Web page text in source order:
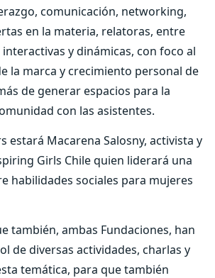
comunicación, networking,
en la materia, relatoras, entre
y dinámicas, con foco al
la marca y crecimiento personal de
de generar espacios para la
con las asistentes.
estará Macarena Salosny, activista y
Girls Chile quien liderará una
habilidades sociales para mujeres
también, ambas Fundaciones, han
de diversas actividades, charlas y
temática, para que también